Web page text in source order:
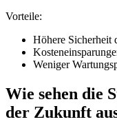
Vorteile:
Höhere Sicherheit
Weniger
Wie sehen die
der Zukunft